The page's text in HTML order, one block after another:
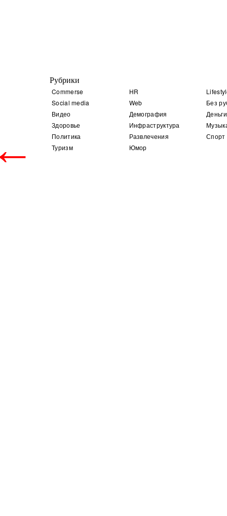
Рубрики
Commerse
HR
Social media
Web
Без
Видео
Демография
Деньги
Здоровье
Инфраструктура
Политика
Развлечения
Спорт
Туризм
Юмор